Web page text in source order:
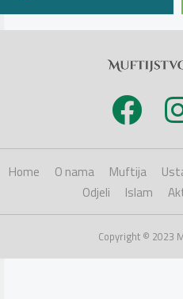
Home O nama Muftija
Odjeli
Islam
Copyright © 2023